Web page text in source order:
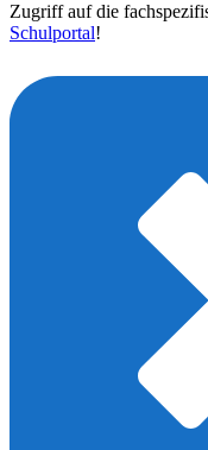
Zugriff auf die
Schulportal!